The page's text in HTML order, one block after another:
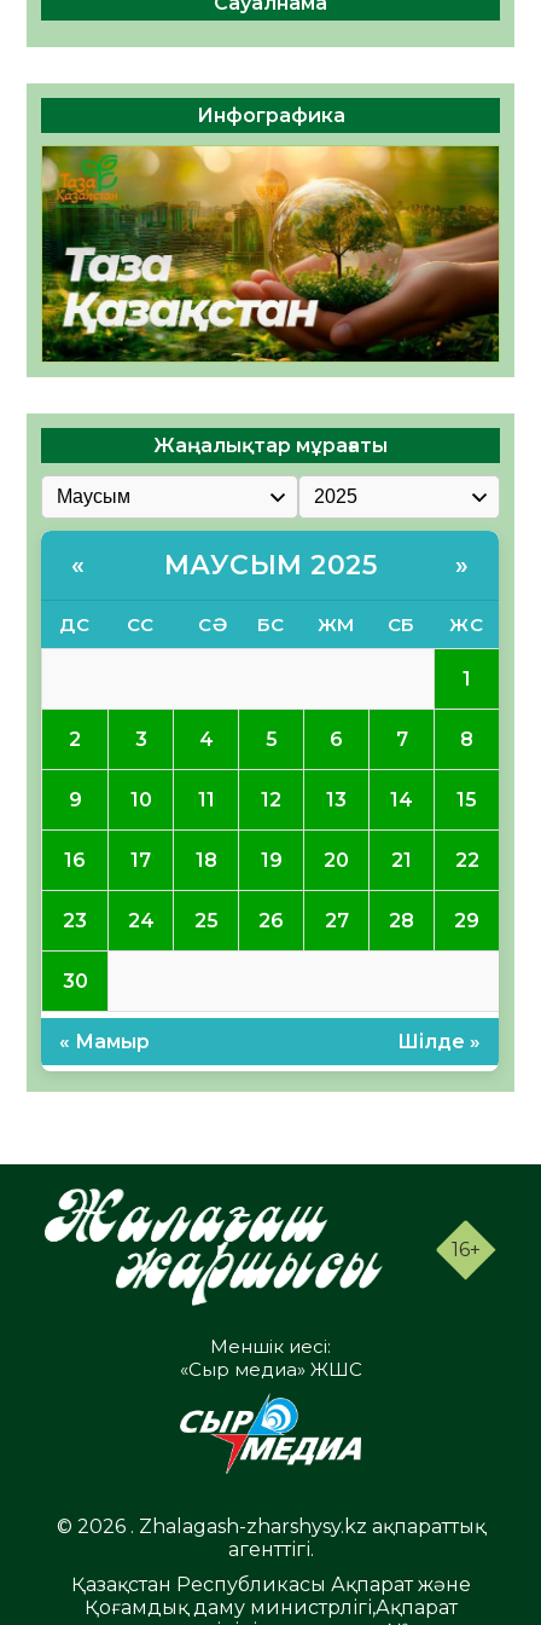
Инфографика
Жаңалықтар мұрағаты
« МАУСЫМ 2025 »
ДС СС СӘ БС ЖМ СБ ЖС
1
2 3 4 5 6 7 8
9 10 11 12 13 14 15
16 17 18 19 20 21 22
23 24 25 26 27 28 29
30
« Мамыр Шілде »
16+
Меншік иесі:
«Сыр медиа» ЖШС
© 2026 . Zhalagash-zharshysy.kz ақпараттық
агенттігі.
Қазақстан Республикасы Ақпарат және
Қоғамдық даму министрлігі,Ақпарат